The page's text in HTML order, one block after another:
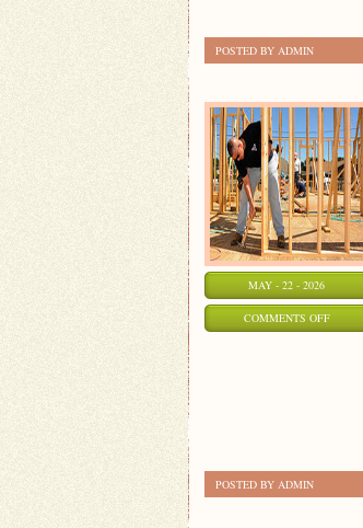
POSTED BY ADMIN
MAY - 22 - 2026
COMMENTS OFFON
POSTED BY ADMIN